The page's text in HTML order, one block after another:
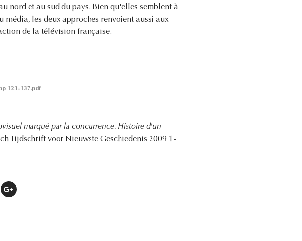
nord et au sud du pays. Bien qu'elles semblent à
média, les deux approches renvoient aussi aux
de la télévision française.
123-137.pdf
marqué par la concurrence. Histoire d'un
Tijdschrift voor Nieuwste Geschiedenis 2009 1-